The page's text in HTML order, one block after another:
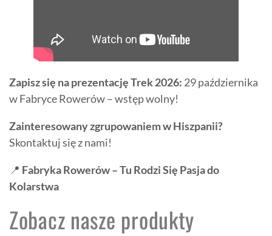
Zapisz się na prezentację Trek 2026: 29 października
w Fabryce Rowerów – wstęp wolny!
Zainteresowany zgrupowaniem w Hiszpanii?
Skontaktuj się z nami!
📍 Fabryka Rowerów – Tu Rodzi Się Pasja do
Kolarstwa
Zobacz nasze produkty